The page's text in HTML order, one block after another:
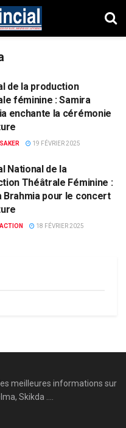
de la production
féminine : Samira
enchante la cérémonie
19 FÉVRIER 2025
National de la
Théâtrale Féminine :
Brahmia pour le concert
18 FÉVRIER 2025
meilleures informations sur
Skikda ....